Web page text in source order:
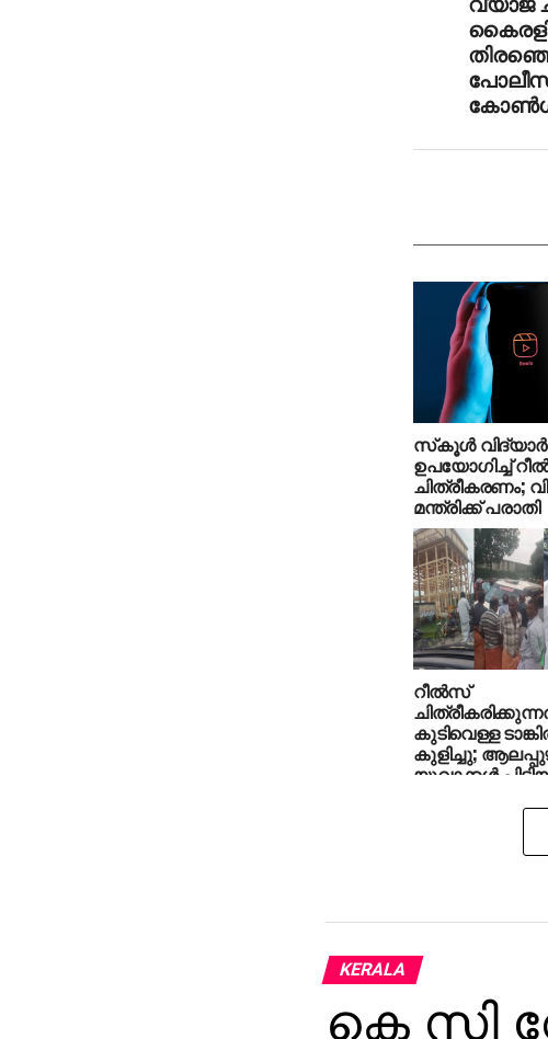
സ്‌കൂള്‍
ഉപയോഗിച്ച്
ചിത്രീകരണം;
മന്ത്രിക്ക് പരാതി
റീല്‍സ്
കുടിവെള്ള
കുളിച്ചു;
യുവാക്കള്‍
KERALA
കെ സി